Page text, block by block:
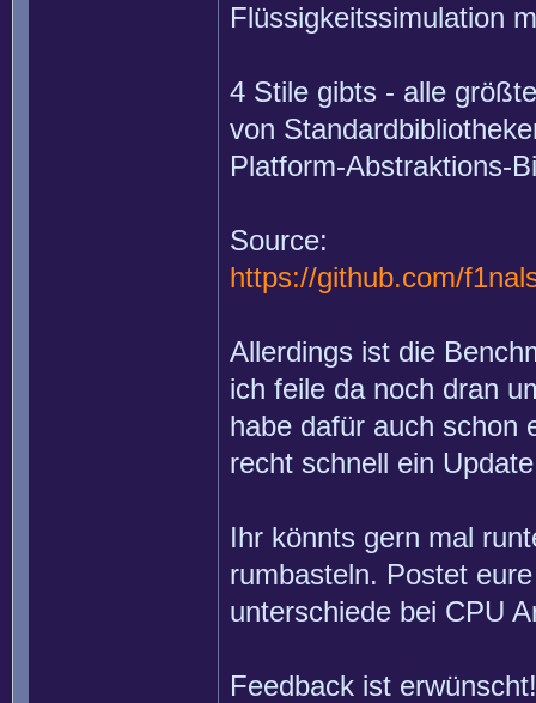
Flüssigkeitssimulation
4 Stile gibts - alle
von
Platform-Abstraktions-
Source:
https://github.com/
Allerdings ist die
ich feile da noch dran
habe dafür auch schon
recht schnell ein
Ihr könnts gern mal
rumbasteln. Postet
unterschiede bei CPU
Feedback ist erwünscht!